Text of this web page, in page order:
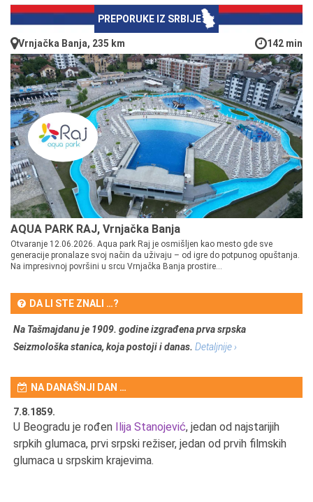
PREPORUKE IZ SRBIJE
Vrnjačka Banja, 235 km 142 min
AQUA PARK RAJ, Vrnjačka Banja
Otvaranje 12.06.2026. Aqua park Raj je osmišljen kao mesto gde sve
generacije pronalaze svoj način da uživaju – od igre do potpunog opuštanja.
Na impresivnoj površini u srcu Vrnjačka Banja prostire...
DA LI STE ZNALI …?
Na Tašmajdanu je 1909. godine izgrađena prva srpska
Seizmološka stanica, koja postoji i danas. Detaljnije ›
NA DANAŠNJI DAN …
7.8.1859.
U Beogradu je rođen Ilija Stanojević, jedan od najstarijih
srpkih glumaca, prvi srpski režiser, jedan od prvih filmskih
glumaca u srpskim krajevima.